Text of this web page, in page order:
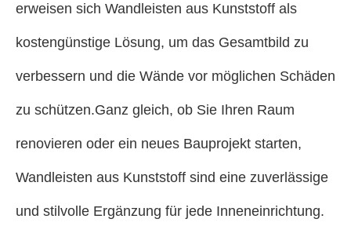
erweisen sich Wandleisten aus Kunststoff als
kostengünstige Lösung, um das Gesamtbild zu
verbessern und die Wände vor möglichen Schäden
zu schützen.Ganz gleich, ob Sie Ihren Raum
renovieren oder ein neues Bauprojekt starten,
Wandleisten aus Kunststoff sind eine zuverlässige
und stilvolle Ergänzung für jede Inneneinrichtung.